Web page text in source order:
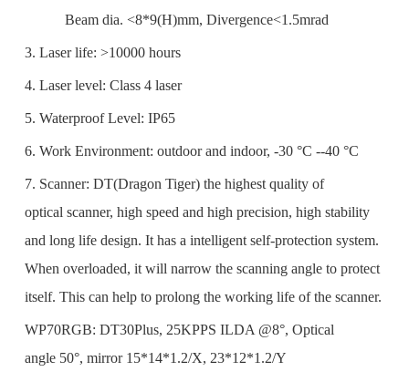
Beam dia. <8*9(H)mm, Divergence<1.5mrad
3. Laser life: >10000 hours
4. Laser level: Class 4 laser
5. Waterproof Level: IP65
6. Work Environment: outdoor and indoor, -30 °C --40 °C
7. Scanner: DT(Dragon Tiger) the highest quality of
optical scanner, high speed and high precision, high stability
and long life design. It has a intelligent self-protection system.
When overloaded, it will narrow the scanning angle to protect
itself. This can help to prolong the working life of the scanner.
WP70RGB: DT30Plus, 25KPPS ILDA @8°, Optical
angle 50°, mirror 15*14*1.2/X, 23*12*1.2/Y